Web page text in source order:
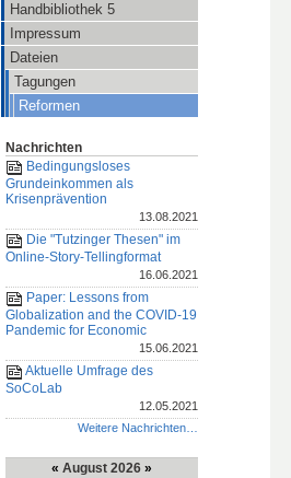
Handbibliothek 5
Impressum
Dateien
Tagungen
Reformen
Nachrichten
Bedingungsloses
Grundeinkommen als
Krisenprävention
13.08.2021
Die "Tutzinger Thesen" im
Online-Story-Tellingformat
16.06.2021
Paper: Lessons from
Globalization and the COVID-19
Pandemic for Economic
15.06.2021
Aktuelle Umfrage des
SoCoLab
12.05.2021
Weitere Nachrichten…
« August 2026 »